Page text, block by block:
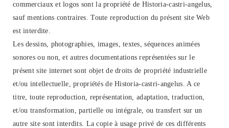
commerciaux et logos sont la propriété de Historia-castri-angelus,
sauf mentions contraires. Toute reproduction du présent site Web
est interdite.
Les dessins, photographies, images, textes, séquences animées
sonores ou non, et autres documentations représentées sur le
présent site internet sont objet de droits de propriété industrielle
et/ou intellectuelle, propriétés de Historia-castri-angelus. A ce
titre, toute reproduction, représentation, adaptation, traduction,
et/ou transformation, partielle ou intégrale, ou transfert sur un
autre site sont interdits. La copie à usage privé de ces différents